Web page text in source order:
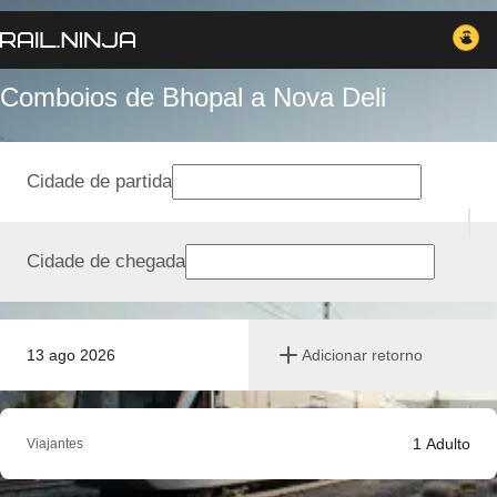
Comboios de Bhopal a Nova Deli
13 ago 2026 Adicionar retorno
Cidade de partida
Cidade de chegada
Viajantes 1 Adulto